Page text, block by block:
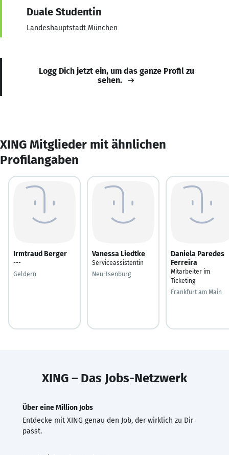
Duale Studentin
Landeshauptstadt München
Logg Dich jetzt ein, um das ganze Profil zu
sehen.
XING Mitglieder mit ähnlichen
Profilangaben
Irmtraud Berger
---
Geldern
Vanessa Liedtke
Serviceassistentin
Neu-Isenburg
Daniela Paredes
Ferreira
Mitarbeiter im
Ticketing
Frankfurt am Main
XING – Das Jobs-Netzwerk
Über eine Million Jobs
Entdecke mit XING genau den Job, der wirklich zu Dir
passt.